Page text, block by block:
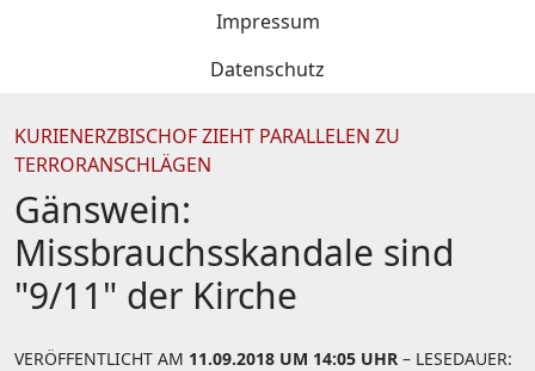
Impressum
Datenschutz
KURIENERZBISCHOF ZIEHT PARALLELEN ZU
TERRORANSCHLÄGEN
Gänswein:
Missbrauchsskandale sind
"9/11" der Kirche
VERÖFFENTLICHT AM 11.09.2018 UM 14:05 UHR – LESEDAUER: